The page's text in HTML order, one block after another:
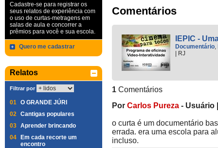
Cadastre-se para registrar os
seus relatos de experiência com
o uso de curtas-metragens em
salas de aula e concorrer a
prêmios para você e sua escola.
Quero me cadastrar
Relatos
Filtrar por
01 O GRANDE JÚRI
02 Cantigas populares
03 Aprender brincando
04
Em cada recorte um
encontro
Comentários
IEPIC -
Documentário,
RJ
1 Comentários
Por Carlos Pureza - Usuário
o curta é um documentário
errada. era uma escola para
incluso.